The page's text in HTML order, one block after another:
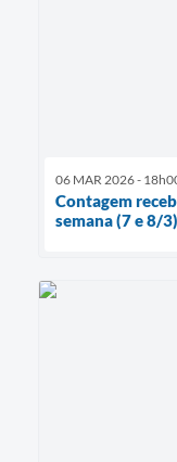
06 MAR 2026 -
Contagem
semana (7 e 8/3)